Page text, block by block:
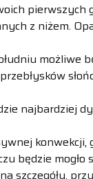
z niżem.
możliwe
najbardziej
konwekcji,
będzie
szczegóły,